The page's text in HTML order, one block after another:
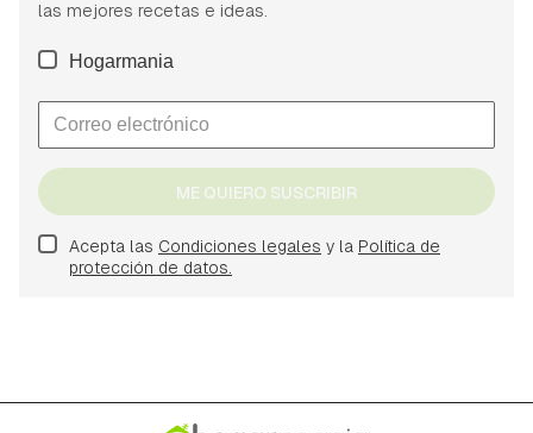
las mejores recetas e ideas.
Hogarmania
ME QUIERO SUSCRIBIR
Acepta las Condiciones legales y la Política de
protección de datos.